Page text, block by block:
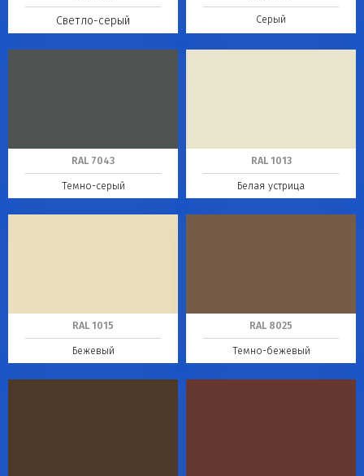
Светло-серый Серый
RAL 7043
Темно-серый
RAL 1013
Белая устрица
RAL 1015
Бежевый
RAL 8025
Темно-бежевый